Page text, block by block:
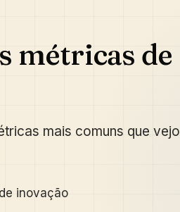
métricas de
mais comuns que vejo
inovação